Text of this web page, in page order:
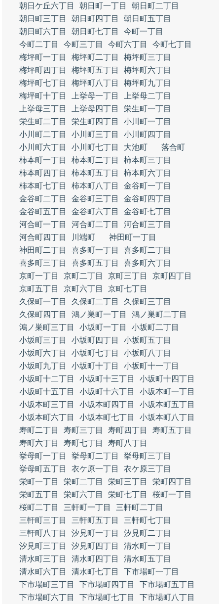
朝日ケ丘六丁目
朝日町一丁目
朝日町二丁目
朝日町三丁目
朝日町四丁目
朝日町五丁目
朝日町六丁目
朝日町七丁目
今町一丁目
今町二丁目
今町三丁目 今町六丁目
今町七丁目
梅坪町一丁目
梅坪町二丁目
梅坪町三丁目
梅坪町四丁目
梅坪町五丁目
梅坪町六丁目
梅坪町七丁目
梅坪町八丁目
梅坪町九丁目
梅坪町十丁目
上挙母一丁目
上挙母二丁目
上挙母三丁目
上挙母四丁目
栄生町一丁目
栄生町二丁目
栄生町四丁目
小川町一丁目
小川町二丁目
小川町三丁目
小川町四丁目
小川町六丁目
小川町七丁目 大池町
落合町
柿本町一丁目
柿本町二丁目
柿本町三丁目
柿本町四丁目
柿本町五丁目
柿本町六丁目
柿本町七丁目
柿本町八丁目
金谷町一丁目
金谷町二丁目
金谷町三丁目
金谷町四丁目
金谷町五丁目
金谷町六丁目
金谷町七丁目
河合町一丁目
河合町二丁目
河合町三丁目
河合町四丁目
川端町
神田町一丁目
神田町二丁目
喜多町一丁目
喜多町二丁目
喜多町三丁目
喜多町五丁目
喜多町六丁目
京町一丁目
京町二丁目 京町三丁目
京町四丁目
京町五丁目
京町六丁目
京町七丁目
久保町一丁目
久保町二丁目
久保町三丁目
久保町四丁目
鴻ノ巣町一丁目
鴻ノ巣町二丁目
鴻ノ巣町三丁目
小坂町一丁目
小坂町二丁目
小坂町三丁目
小坂町四丁目
小坂町五丁目
小坂町六丁目
小坂町七丁目
小坂町八丁目
小坂町九丁目
小坂町十丁目
小坂町十一丁目
小坂町十二丁目
小坂町十三丁目
小坂町十四丁目
小坂町十五丁目
小坂町十六丁目
小坂本町一丁目
小坂本町三丁目
小坂本町四丁目
小坂本町五丁目
小坂本町六丁目
小坂本町七丁目
小坂本町八丁目
寿町二丁目
寿町三丁目 寿町四丁目
寿町五丁目
寿町六丁目
寿町七丁目
寿町八丁目
挙母町一丁目
挙母町二丁目
挙母町三丁目
挙母町五丁目
衣ケ原一丁目
衣ケ原三丁目
栄町一丁目
栄町二丁目 栄町三丁目
栄町四丁目
栄町五丁目
栄町六丁目 栄町七丁目
桜町一丁目
桜町二丁目
三軒町一丁目
三軒町二丁目
三軒町三丁目
三軒町五丁目
三軒町七丁目
三軒町八丁目
汐見町一丁目
汐見町二丁目
汐見町三丁目
汐見町四丁目
清水町一丁目
清水町三丁目
清水町四丁目
清水町五丁目
清水町六丁目
清水町七丁目
下市場町一丁目
下市場町三丁目
下市場町四丁目
下市場町五丁目
下市場町六丁目
下市場町七丁目
下市場町八丁目